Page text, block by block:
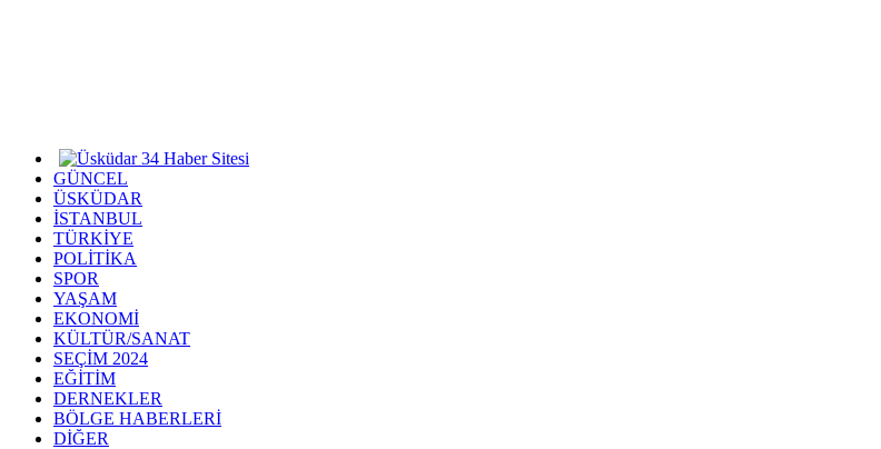
GÜNCEL
ÜSKÜDAR
İSTANBUL
TÜRKİYE
POLİTİKA
SPOR
YAŞAM
EKONOMİ
KÜLTÜR/SANAT
SEÇİM 2024
EĞİTİM
DERNEKLER
BÖLGE HABERLERİ
DİĞER